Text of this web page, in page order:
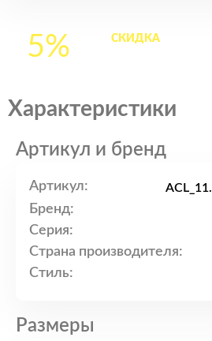
5% СКИДКАна все
Характеристики
Артикул и бренд
Артикул:
Бренд:
Серия:
Страна производителя:
Стиль:
Размеры